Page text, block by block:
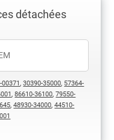
détachées
00371,30390-35000, 57364-
,86610-36100,79550-
,48930-34000,44510-